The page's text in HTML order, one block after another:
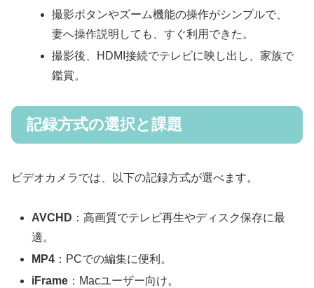
撮影ボタンやズーム機能の操作がシンプルで、
妻へ操作説明しても、すぐ利用できた。
撮影後、HDMI接続でテレビに映し出し、家族で
鑑賞。
記録方式の選択と課題
ビデオカメラでは、以下の記録方式が選べます。
AVCHD ：高画質でテレビ再生やディスク保存に最
適。
MP4 ：PCでの編集に便利。
iFrame ：Macユーザー向け。